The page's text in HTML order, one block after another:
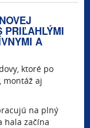
PRIĽAHLÝMI
A
ktoré po
montáž aj
na plný
hala začína